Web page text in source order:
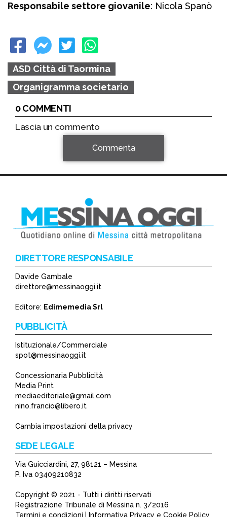
Responsabile settore giovanile: Nicola Spanò
ASD Città di Taormina
Organigramma societario
0 COMMENTI
Lascia un commento
*
Commenta
DIRETTORE RESPONSABILE
Davide Gambale
direttore@messinaoggi.it
Editore: Edimemedia Srl
PUBBLICITÀ
Istituzionale/Commerciale
spot@messinaoggi.it
Concessionaria Pubblicità
Media Print
mediaeditoriale@gmail.com
nino.francio@libero.it
Cambia impostazioni della privacy
SEDE LEGALE
Via Guicciardini, 27, 98121 – Messina
P. Iva 03409210832
Copyright © 2021 - Tutti i diritti riservati
Registrazione Tribunale di Messina n. 3/2016
Termini e condizioni | Informativa Privacy e Cookie Policy